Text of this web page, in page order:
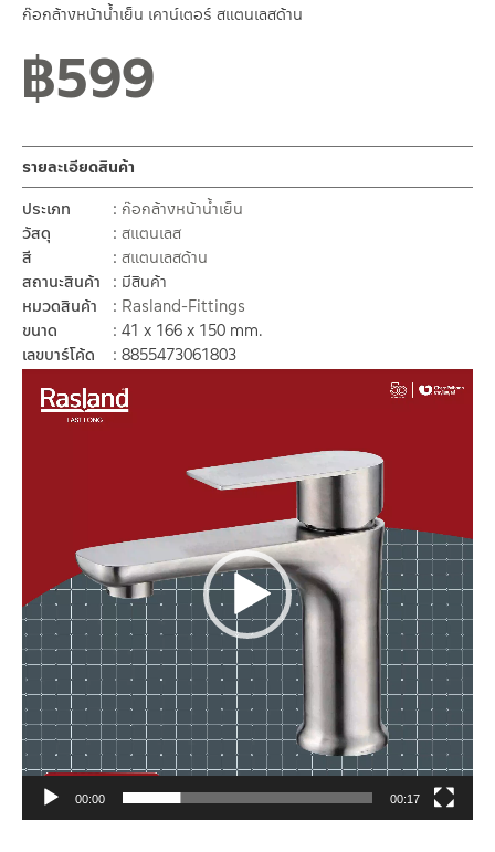
ก๊อกล้างหน้าน้ำเย็น เคาน์เตอร์ สแตนเลสด้าน
฿599
รายละเอียดสินค้า
ประเภท
ก๊อกล้างหน้าน้ำเย็น
วัสดุ
สแตนเลส
สี
สแตนเลสด้าน
สถานะสินค้า
มีสินค้า
หมวดสินค้า
Rasland-Fittings
ขนาด
41 x 166 x 150 mm.
เลขบาร์โค้ด
8855473061803
เล่น
00:00 00:17